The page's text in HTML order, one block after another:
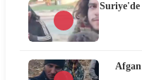
Suriye'de